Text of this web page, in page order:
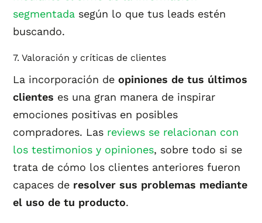
segmentada según lo que tus leads estén
buscando.
7. Valoración y críticas de clientes
La incorporación deopiniones de tus últimos
clientes es una gran manera de inspirar
emociones positivas en posibles
compradores. Las reviews se relacionan con
los testimonios y opiniones, sobre todo si se
trata de cómo los clientes anteriores fueron
capaces de resolver sus problemas mediante
el uso de tu producto.